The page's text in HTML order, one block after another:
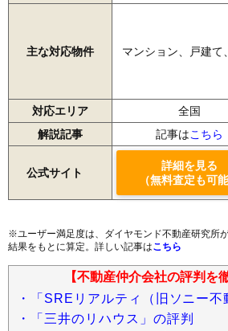
主な対応物件 マンション、戸建て
対応エリア 全国
解説記事
記事はこちら
公式サイト
詳細を見る
（無料査定も可能
※ユーザー満足度は、ダイヤモンド不動産研究所
結果をもとに算定。詳しい記事はこちら
【不動産仲介会社の評判を
・「SREリアルティ（旧ソニー不
・「三井のリハウス」の評判